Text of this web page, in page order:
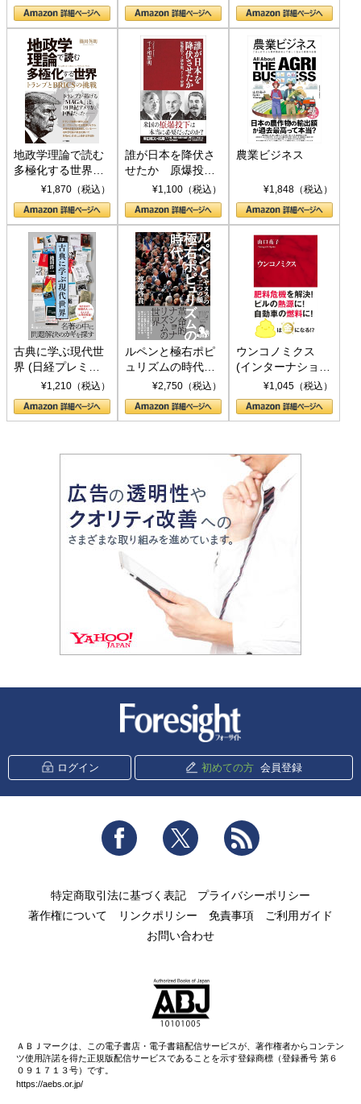
地政学理論で読む
多極化する世界：
トランプとBRICS
の挑戦
¥1,870（税込）
誰が日本を降伏さ
せたか 原爆投
下、ソ連参戦、そ
して聖断 (PHP新
書)
¥1,100（税込）
農業ビジネス
¥1,848（税込）
古典に学ぶ現代世
界 (日経プレミア
シリーズ)¥1,210（税込）
ルペンと極右ポピ
ュリズムの時代：
〈ヤヌス〉の二つ
の顔
¥2,750（税込）
ウンコノミクス
(インターナショナ
ル新書)¥1,045（税込）
ログイン 初めての方 会員登録
Facebook Twitter
特定商取引法に基づく表記
プライバシーポリシー
著作権について
リンクポリシー 免責事項
ご利用ガイド
お問い合わせ
ＡＢＪマークは、この電子書店・電子書籍配信サービスが、著作権者からコンテン
ツ使用許諾を得た正規版配信サービスであることを示す登録商標（登録番号 第６
０９１７１３号）です。
https://aebs.or.jp/